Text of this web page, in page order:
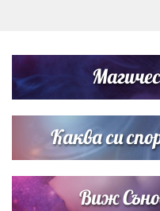
си деца на семейна
Звездна ваканция в
Кортни Кокс и Джим
Каква си
Виж